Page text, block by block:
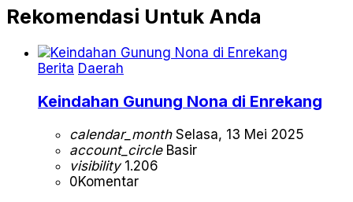
Rekomendasi Untuk Anda
Berita Daerah
Keindahan Gunung Nona di Enrekang
calendar_monthSelasa, 13 Mei 2025
account_circleBasir
visibility1.206
0Komentar